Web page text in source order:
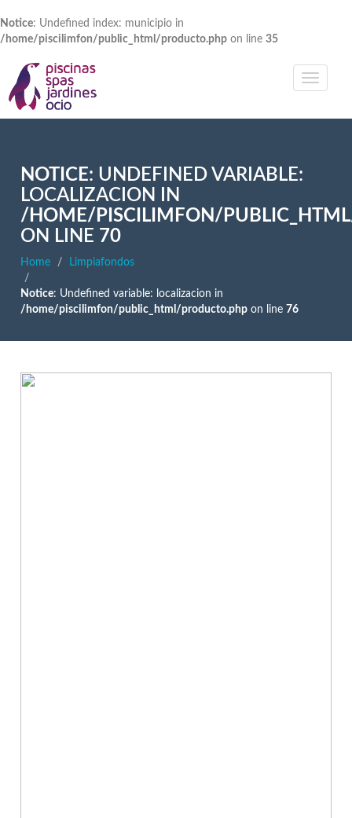
Notice: Undefined index: municipio in
/home/piscilimfon/public_html/producto.php on line 35
NOTICE: UNDEFINED VARIABLE:
LOCALIZACION IN
/HOME/PISCILIMFON/
ON LINE 70
Home Limpiafondos
Notice: Undefined variable: localizacion in
/home/piscilimfon/public_html/producto.php on line 76